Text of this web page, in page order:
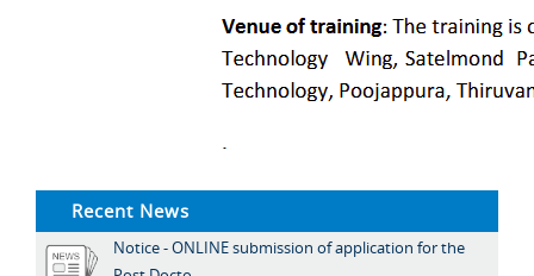
Recent News
Notice - ONLINE submission of application for the